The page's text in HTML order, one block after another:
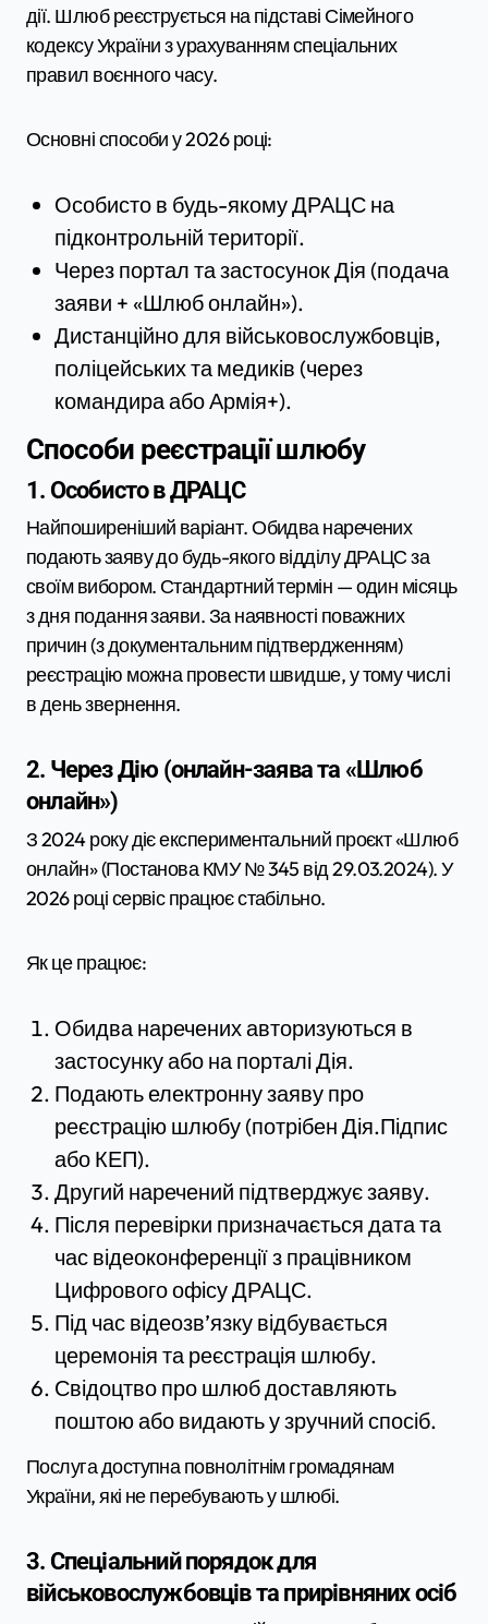
дії. Шлюб реєструється на підставі Сімейного
кодексу України з урахуванням спеціальних
правил воєнного часу.
Основні способи у 2026 році:
Особисто в будь-якому ДРАЦС на
підконтрольній території.
Через портал та застосунок Дія (подача
заяви + «Шлюб онлайн»).
Дистанційно для військовослужбовців,
поліцейських та медиків (через
командира або Армія+).
Способи реєстрації шлюбу
1. Особисто в ДРАЦС
Найпоширеніший варіант. Обидва наречених
подають заяву до будь-якого відділу ДРАЦС за
своїм вибором. Стандартний термін — один місяць
з дня подання заяви. За наявності поважних
причин (з документальним підтвердженням)
реєстрацію можна провести швидше, у тому числі
в день звернення.
2. Через Дію (онлайн-заява та «Шлюб
онлайн»)
З 2024 року діє експериментальний проєкт «Шлюб
онлайн» (Постанова КМУ № 345 від 29.03.2024). У
2026 році сервіс працює стабільно.
Як це працює:
Обидва наречених авторизуються в
застосунку або на порталі Дія.
Подають електронну заяву про
реєстрацію шлюбу (потрібен Дія.Підпис
або КЕП).
Другий наречений підтверджує заяву.
Після перевірки призначається дата та
час відеоконференції з працівником
Цифрового офісу ДРАЦС.
Під час відеозв’язку відбувається
церемонія та реєстрація шлюбу.
Свідоцтво про шлюб доставляють
поштою або видають у зручний спосіб.
Послуга доступна повнолітнім громадянам
України, які не перебувають у шлюбі.
3. Спеціальний порядок для
військовослужбовців та прирівняних осіб